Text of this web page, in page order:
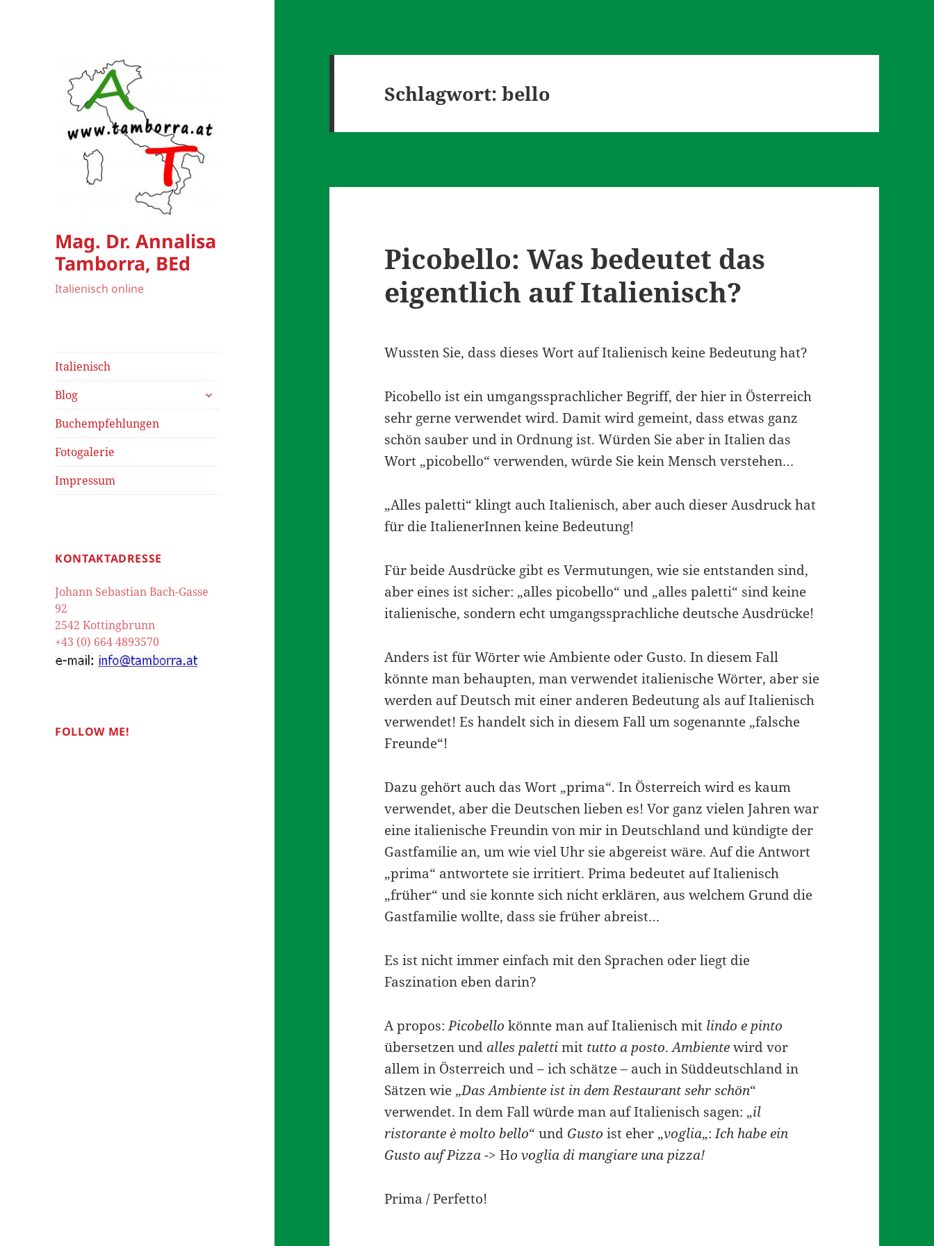
Mag. Dr. Annalisa
Tamborra, BEd
Italienisch online
Italienisch
Blog
untermenü
Buchempfehlungen
Fotogalerie
Impressum
KONTAKTADRESSE
Johann Sebastian Bach-Gasse
92
2542 Kottingbrunn
+43 (0) 664 4893570
FOLLOW ME!
Schlagwort:bello
Picobello: Was bedeutet das
eigentlich auf Italienisch?
Wussten Sie, dass dieses Wort auf Italienisch keine Bedeutung hat?
Picobello ist ein umgangssprachlicher Begriff, der hier in Österreich
sehr gerne verwendet wird. Damit wird gemeint, dass etwas ganz
schön sauber und in Ordnung ist. Würden Sie aber in Italien das
Wort „picobello“ verwenden, würde Sie kein Mensch verstehen…
„Alles paletti“ klingt auch Italienisch, aber auch dieser Ausdruck hat
für die ItalienerInnen keine Bedeutung!
Für beide Ausdrücke gibt es Vermutungen, wie sie entstanden sind,
aber eines ist sicher: „alles picobello“ und „alles paletti“ sind keine
italienische, sondern echt umgangssprachliche deutsche Ausdrücke!
Anders ist für Wörter wie Ambiente oder Gusto. In diesem Fall
könnte man behaupten, man verwendet italienische Wörter, aber sie
werden auf Deutsch mit einer anderen Bedeutung als auf Italienisch
verwendet! Es handelt sich in diesem Fall um sogenannte „falsche
Freunde“!
Dazu gehört auch das Wort „prima“. In Österreich wird es kaum
verwendet, aber die Deutschen lieben es! Vor ganz vielen Jahren war
eine italienische Freundin von mir in Deutschland und kündigte der
Gastfamilie an, um wie viel Uhr sie abgereist wäre. Auf die Antwort
„prima“ antwortete sie irritiert. Prima bedeutet auf Italienisch
„früher“ und sie konnte sich nicht erklären, aus welchem Grund die
Gastfamilie wollte, dass sie früher abreist…
Es ist nicht immer einfach mit den Sprachen oder liegt die
Faszination eben darin?
A propos:Picobello könnte man auf Italienisch mit lindo e pinto
übersetzen undalles palettimit tutto a posto.Ambientewird vor
allem in Österreich und – ich schätze – auch in Süddeutschland in
Sätzen wie „Das Ambiente ist in dem Restaurant sehr schön“
verwendet. In dem Fall würde man auf Italienisch sagen: „il
ristorante è molto bello“ und Gusto ist eher „voglia„:Ich habe ein
Gusto auf Pizza-> Ho voglia di mangiare una pizza!
Prima / Perfetto!